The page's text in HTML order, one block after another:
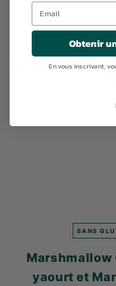
DU BLOG
SANS
Marshmallow
yaourt et
Obtenir
En vous inscrivant,